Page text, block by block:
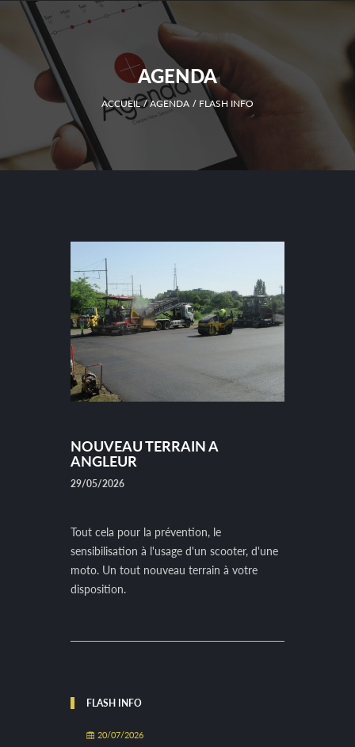
AGENDA
ACCUEIL AGENDA FLASH INFO
NOUVEAU TERRAIN A
ANGLEUR
29/05/2026
Tout cela pour la prévention, le
sensibilisation à l'usage d'un scooter, d'une
moto. Un tout nouveau terrain à votre
disposition.
FLASH INFO
20/07/2026